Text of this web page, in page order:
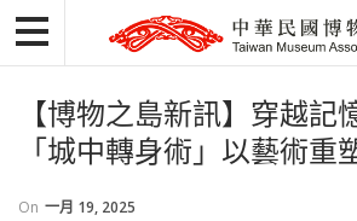
【博物之島新訊】穿越記
「城中轉身術」以藝術重
On 一月 19, 2025